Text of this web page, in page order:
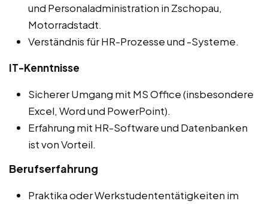
und Personaladministration in Zschopau,
Motorradstadt.
Verständnis für HR-Prozesse und -Systeme.
IT-Kenntnisse
Sicherer Umgang mit MS Office (insbesondere
Excel, Word und PowerPoint).
Erfahrung mit HR-Software und Datenbanken
ist von Vorteil.
Berufserfahrung
Praktika oder Werkstudententätigkeiten im